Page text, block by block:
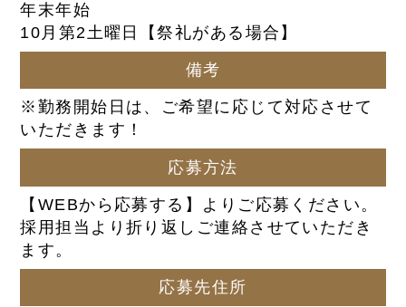
年末年始
10月第2土曜日【祭礼がある場合】
備考
※勤務開始日は、ご希望に応じて対応させて
いただきます！
応募方法
【WEBから応募する】よりご応募ください。
採用担当より折り返しご連絡させていただき
ます。
応募先住所